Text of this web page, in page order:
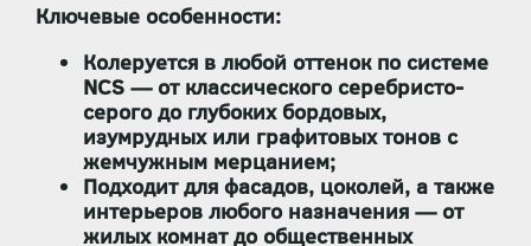
Ключевые особенности:
Колеруется в любой оттенок по системе
NCS — от классического серебристо-
серого до глубоких бордовых,
изумрудных или графитовых тонов с
жемчужным мерцанием;
Подходит для фасадов, цоколей, а также
интерьеров любого назначения — от
жилых комнат до общественных